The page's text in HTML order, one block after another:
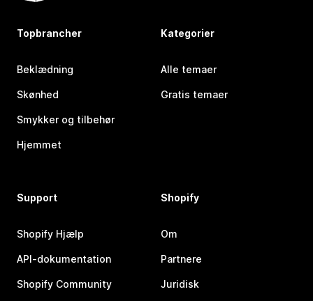
Topbrancher
Beklædning
Skønhed
Smykker og tilbehør
Hjemmet
Kategorier
Alle temaer
Gratis temaer
Support
Shopify Hjælp
API-dokumentation
Shopify Community
Shopify
Om
Partnere
Juridisk